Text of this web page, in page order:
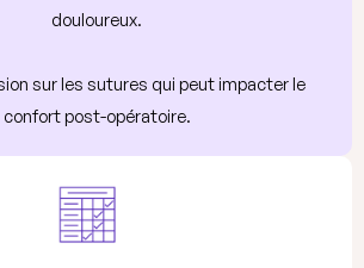
douloureux.
sur les sutures qui peut impacter le
confort post-opératoire.